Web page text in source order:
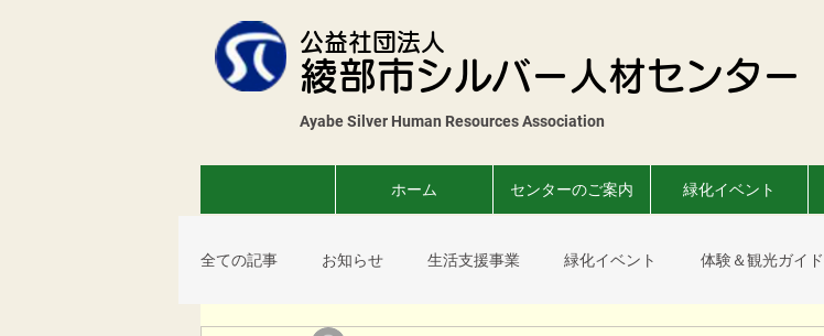
公益社団法人
綾部市シルバー人材センター
Ayabe Silver Human Resources Association​
ホーム センターのご案内 緑化イベント
全ての記事 お知らせ 生活支援事業 緑化イベント 体験＆観光ガイ